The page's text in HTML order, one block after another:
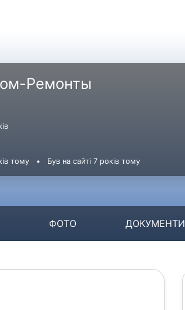
Ремонты
тому • Був на сайті 7 років тому
ФОТО ДОКУМЕНТИ